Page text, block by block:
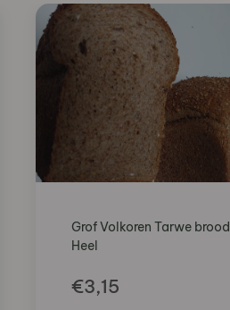
Grof Volkoren Tarwe brood
Heel
€3,15